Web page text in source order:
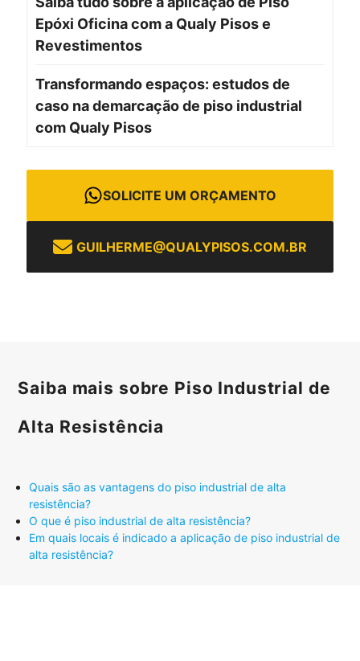
Epóxi Oficina com a Qualy Pisos e
Revestimentos
Transformando espaços: estudos de
caso na demarcação de piso industrial
com Qualy Pisos
SOLICITE UM ORÇAMENTO
GUILHERME@QUALYPISOS.COM.BR
Saiba mais sobre Piso Industrial de
Alta Resistência
Quais são as vantagens do piso industrial de alta
resistência?
O que é piso industrial de alta resistência?
Em quais locais é indicado a aplicação de piso industrial de
alta resistência?